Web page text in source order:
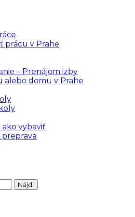
prácu v Prahe
– Prenájom izby
alebo domu v Prahe
ako vybaviť
preprava